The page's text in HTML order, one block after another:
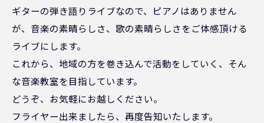
ギターの弾き語りライブなので、ピアノはありません
が、音楽の素晴らしさ、歌の素晴らしさをご体感頂ける
ライブにします。
これから、地域の方を巻き込んで活動をしていく、そん
な音楽教室を目指しています。
どうぞ、お気軽にお越しください。
フライヤー出来ましたら、再度告知いたします。